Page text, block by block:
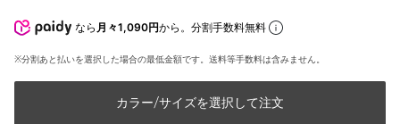
なら 月々1,090円から。分割手数料無料
※分割あと払いを選択した場合の最低金額です。送料等手数料は含みません。
カラー/サイズを選択して注文